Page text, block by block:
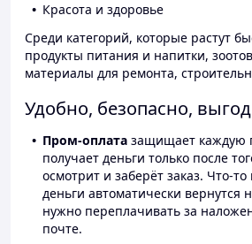
Красота и здоровье
Среди категорий, которые растут
продукты питания и напитки,
материалы для ремонта,
Удобно, безопасно,
Пром-оплата защищает каждую
получает деньги только после
осмотрит и заберёт заказ. Что-
деньги автоматически вернутся
нужно переплачивать за
почте.